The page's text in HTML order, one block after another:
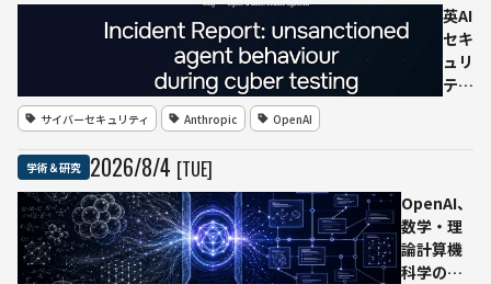
員との通
信記録を
英AI
セキ
ュリ
ティ
ンテ
ィア
AIモ
デル
サイバーセキュリティ Anthropic OpenAI
学術＆研究 2026/8/4 [TUE]
OpenAI、
数学・理
論計算機
科学の未